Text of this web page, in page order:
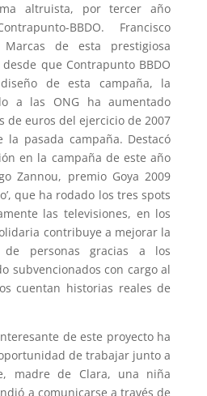
altruista, por tercer año
BBDO. Francisco
de esta prestigiosa
que Contrapunto BBDO
de esta campaña, la
a las ONG ha aumentado
de euros del ejercicio de 2007
pasada campaña. Destacó
en la campaña de este año
Zannou, premio Goya 2009
que ha rodado los tres spots
las televisiones, en los
contribuye a mejorar la
personas gracias a los
subvencionados con cargo al
cuentan historias reales de
de este proyecto ha
de trabajar junto a
madre de Clara, una niña
a comunicarse a través de